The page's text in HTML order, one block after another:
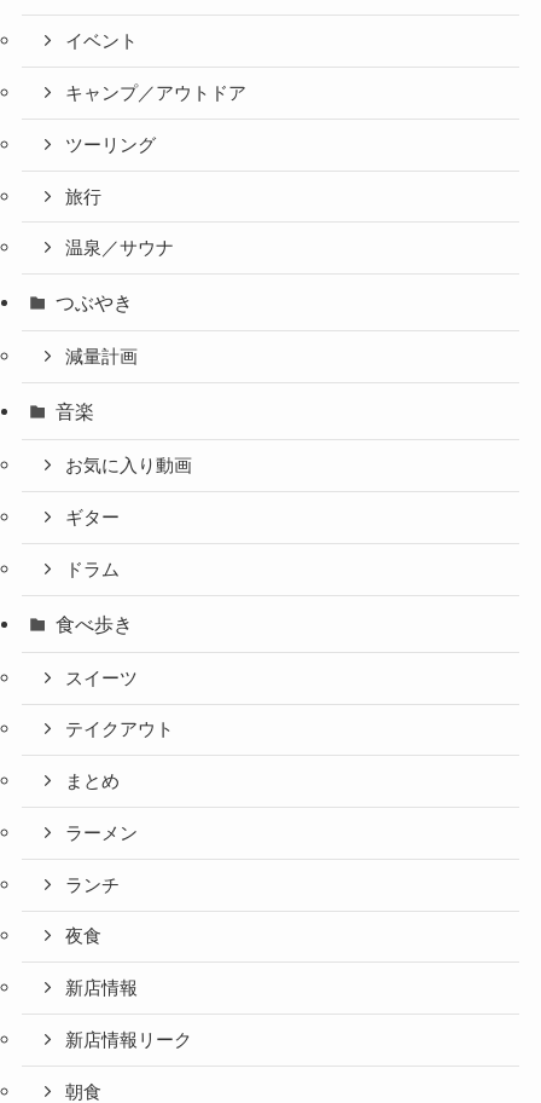
イベント
キャンプ／アウトドア
ツーリング
旅行
温泉／サウナ
つぶやき
減量計画
音楽
お気に入り動画
ギター
ドラム
食べ歩き
スイーツ
テイクアウト
まとめ
ラーメン
ランチ
夜食
新店情報
新店情報リーク
朝食